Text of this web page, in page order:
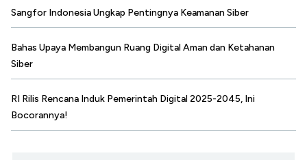
Sangfor Indonesia Ungkap Pentingnya Keamanan Siber
Bahas Upaya Membangun Ruang Digital Aman dan Ketahanan
Siber
RI Rilis Rencana Induk Pemerintah Digital 2025-2045, Ini
Bocorannya!